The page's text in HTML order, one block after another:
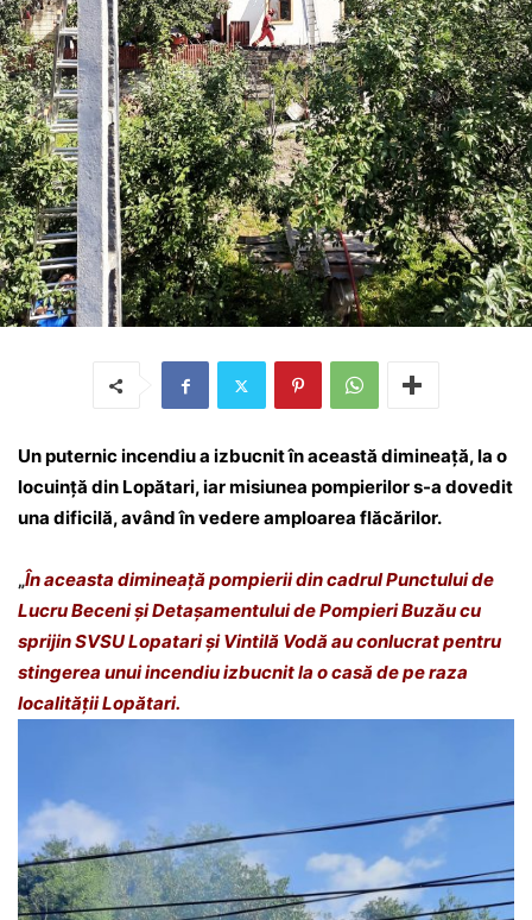
Un puternic incendiu a izbucnit în această dimineață, la o
locuință din Lopătari, iar misiunea pompierilor s-a dovedit
una dificilă, având în vedere amploarea flăcărilor.
„În aceasta dimineață pompierii din cadrul Punctului de
Lucru Beceni și Detașamentului de Pompieri Buzău cu
sprijin SVSU Lopatari și Vintilă Vodă au conlucrat pentru
stingerea unui incendiu izbucnit la o casă de pe raza
localității Lopătari.